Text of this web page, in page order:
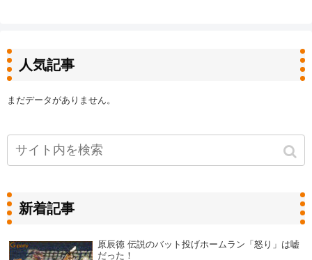
人気記事
まだデータがありません。
新着記事
原辰徳 伝説のバット投げホームラン「怒り」は嘘
だった！